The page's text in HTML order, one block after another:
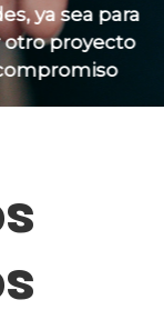
ya sea para
otro proyecto